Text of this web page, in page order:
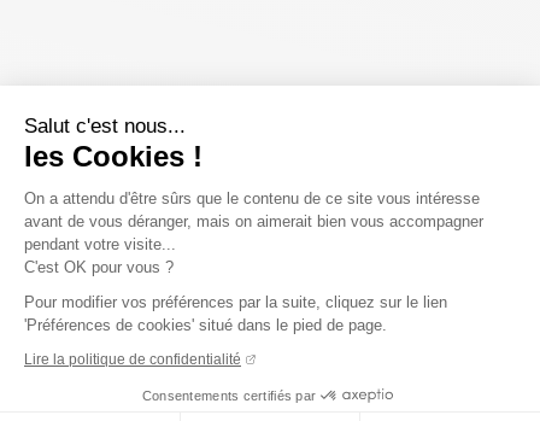
Salut c'est nous...
les Cookies !
On a attendu d'être sûrs que le contenu de ce site vous intéresse
avant de vous déranger, mais on aimerait bien vous accompagner
pendant votre visite...
C'est OK pour vous ?
Pour modifier vos préférences par la suite, cliquez sur le lien
'Préférences de cookies' situé dans le pied de page.
Lire la politique de confidentialité
Consentements certifiés par